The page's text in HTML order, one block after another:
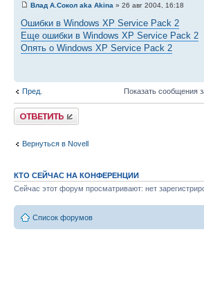
Влад А.Сокол aka Akina » 26 авг 2004, 16:18
Ошибки в Windows XP Service Pack 2
Еще ошибки в Windows XP Service Pack 2
Опять о Windows XP Service Pack 2
Пред. Показать сообщения
Ответить
Вернуться в Novell
КТО СЕЙЧАС НА КОНФЕРЕНЦИИ
Сейчас этот форум просматривают: нет
Список форумов